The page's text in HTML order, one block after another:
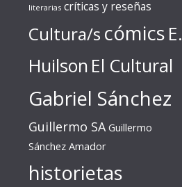
literarias críticas y reseñas
Cultura/s cómics E.
Huilson El Cultural
Gabriel Sánchez
Guillermo SA Guillermo
Sánchez Amador
historietas